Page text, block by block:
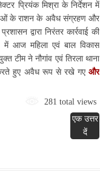
प्रियंक मिश्रा के निर्देशन में
के राशन के अवैध संग्रहण और
द्वारा निरंतर कार्रवाई की
आज महिला एवं बाल विकास
टीम ने नौगांव एवं तिरला थाना
करते हुए अवैध रूप से रखे गए और
281 total views
एक उत्तर
दें